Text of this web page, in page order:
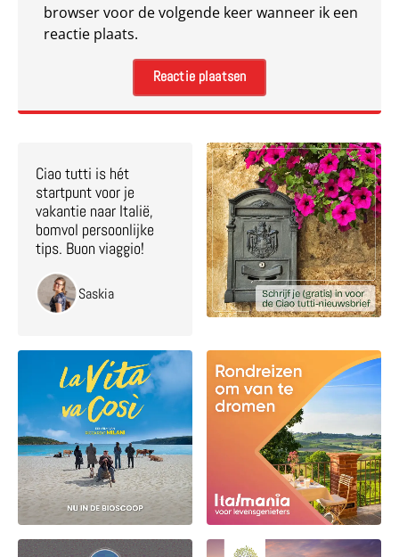
browser voor de volgende keer wanneer ik een
reactie plaats.
Ciao tutti is hét
startpunt voor je
vakantie naar Italië,
bomvol persoonlijke
tips. Buon viaggio!
Saskia